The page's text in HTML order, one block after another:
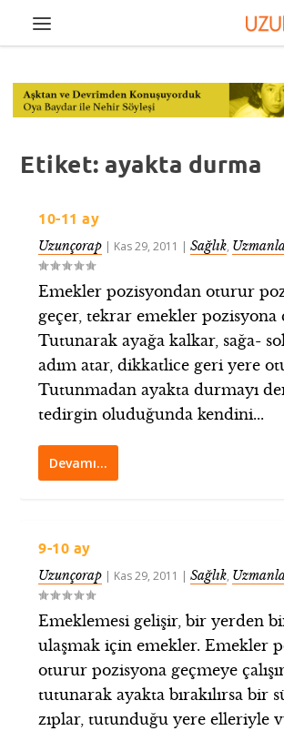
Etiket: ayakta durma
10-11 ay
Uzunçorap | Kas 29, 2011 |Sağlık,
Emekler pozisyondan oturur
geçer, tekrar emekler pozisyona
Tutunarak ayağa kalkar, sağa-
adım atar, dikkatlice geri yere
Tutunmadan ayakta durmayı
tedirgin oluduğunda kendini...
Devamı…
9-10 ay
Uzunçorap | Kas 29, 2011 |Sağlık,
Emeklemesi gelişir, bir yerden
ulaşmak için emekler. Emekler
oturur pozisyona geçmeye
tutunarak ayakta bırakılırsa bir
zıplar, tutunduğu yere elleriyle